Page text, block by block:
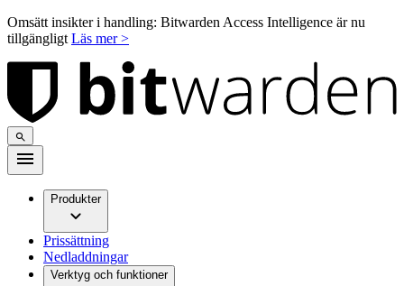
Omsätt insikter i handling: Bitwarden Access Intelligence är nu
tillgängligt Läs mer >
Produkter
Prissättning
Nedladdningar
Verktyg och funktioner